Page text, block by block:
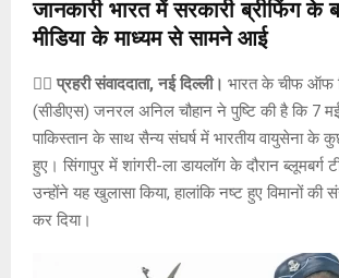
जानकारी भारत में सरकारी ब्रीफिंग के
मीडिया के माध्यम से सामने आई
✍🏻 प्रहरी संवाददाता, नई दिल्ली। भारत के चीफ ऑफ
(सीडीएस) जनरल अनिल चौहान ने पुष्टि की है कि 7
पाकिस्तान के साथ सैन्य संघर्ष में भारतीय वायुसेना के
हुए। सिंगापुर में शांगरी-ला डायलॉग के दौरान ब्लूमबर्ग
उन्होंने यह खुलासा किया, हालांकि नष्ट हुए विमानों की
कर दिया।